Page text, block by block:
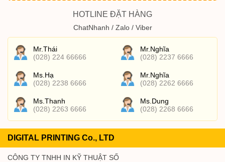
HOTLINE ĐẶT HÀNG
ChatNhanh / Zalo / Viber
Mr.Thái
(028) 224 66666
Mr.Nghĩa
(028) 2237 6666
Ms.Hạ
(028) 2238 6666
Mr.Nghĩa
(028) 2262 6666
Ms.Thanh
(028) 2263 6666
Ms.Dung
(028) 2268 6666
DIGITAL PRINTING Co., LTD
CÔNG TY TNHH IN KỸ THUẬT SỐ